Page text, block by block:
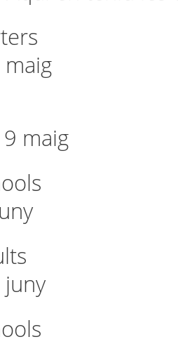
maig
for
juny